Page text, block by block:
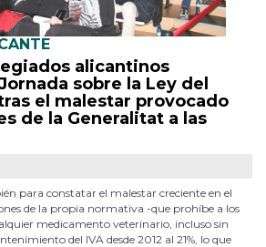
alicantinos
sobre la Ley del
el malestar provocado
de la Generalitat a las
para constatar el malestar creciente en el
de la propia normativa -que prohíbe a los
medicamento veterinario, incluso sin
del IVA desde 2012 al 21%, lo que